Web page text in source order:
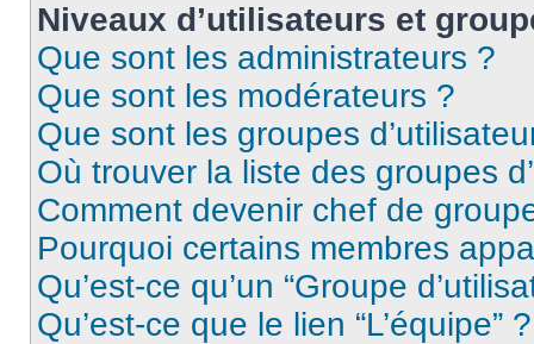
Niveaux d’utilisateurs et
Que sont les administrateurs ?
Que sont les modérateurs ?
Que sont les groupes
Où trouver la liste des groupes
Comment devenir chef de
Pourquoi certains membres
Qu’est-ce qu’un “Groupe
Qu’est-ce que le lien “L’équipe” ?